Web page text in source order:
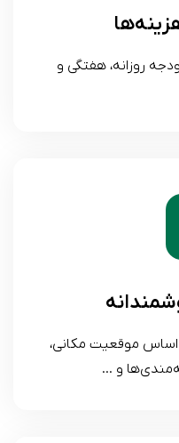
روزانه، هفتگی و
موقعیت مکانی،
و …